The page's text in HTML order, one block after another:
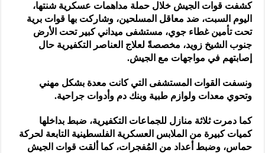
كشفت قوات الجيش خلال حملة مداهمات عسكرية شنتها،
اليوم السبت، ضد معاقل المسلحين، وشاركت بها قوات برية
تحت تأمين غطاء جوي، مستشفى ميداني كبير تحت الأرض
جنوب الشيخ زويد، مخصصةً لعلاج العناصر التكفيرية حال
إصابتهم في مواجهات مع الجيش.
ونسفت القوات المستشفى التي كانت معدة بشكل مهني
وتحوي معدات ولوازم طبية وبنك دم وأدوات جراحية.
كما دمرت ثلاثة منازل للجماعات التكفيرية، ضبط بداخلها
كميات كبيرة من الملابس العسكرية الفلسطينية التابعة لحركة
حماس، وضبط أعداد من المُفجرات، كما ألقت قوات الجيش